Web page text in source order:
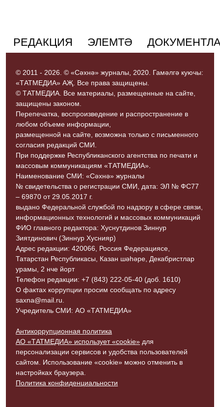
РЕДАКЦИЯ ЭЛЕМТӘ
© 2011 - 2026. © «Сәхнә» журналы, 2020. Гамәлгә куючы:
«ТАТМЕДИА» АҖ. Все права защищены.
© ТАТМЕДИА. Все материалы, размещенные на сайте,
защищены законом.
Перепечатка, воспроизведение и распространение в
любом объеме информации,
размещенной на сайте, возможна только с письменного
согласия редакций СМИ.
При поддержке Республиканского агентства по печати и
массовым коммуникациям «ТАТМЕДИА».
Наименование СМИ: «Сәхнә» журналы
№ свидетельства о регистрации СМИ, дата: ЭЛ № ФС77
– 69870 от 29.05.2017 г.
выдано Федеральной службой по надзору в сфере связи,
информационных технологий и массовых коммуникаций
ФИО главного редактора: Хуснутдинов Зиннур
Зиятдинович (Зиннур Хуснияр)
Адрес редакции: 420066, Россия Федерациясе,
Татарстан Республикасы, Казан шәһәре, Декабристлар
урамы, 2 нче йорт
Телефон редакции: +7 (843) 222-05-40 (доб. 1610)
О фактах коррупции просим сообщать по адресу
saxna@mail.ru.
Учредитель СМИ: АО «ТАТМЕДИА»
Антикоррупционная политика
АО «ТАТМЕДИА» использует «cookie» для
персонализации сервисов и удобства пользователей
сайтом. Использование «cookie» можно отменить в
настройках браузера.
Политика конфиденциальности